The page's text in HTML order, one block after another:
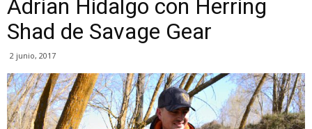
Adrian Hidalgo con Herring
Shad de Savage Gear
2 junio, 2017